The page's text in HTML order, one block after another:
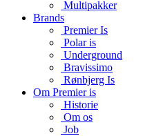
Multipakker
Brands
Premier Is
Polar is
Underground
Bravissimo
Rønbjerg Is
Om Premier is
Historie
Om os
Job